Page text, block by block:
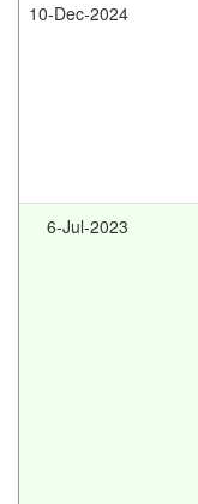
10-Dec-2024
6-Jul-2023